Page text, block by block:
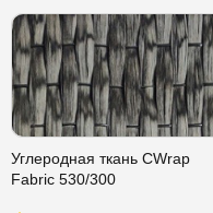
Углеродная ткань CWrap
Fabric 530/300